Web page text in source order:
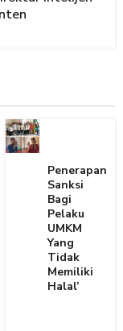
Penerapan
Sanksi
Bagi
Pelaku
UMKM
Yang
Tidak
Memiliki
Halal’